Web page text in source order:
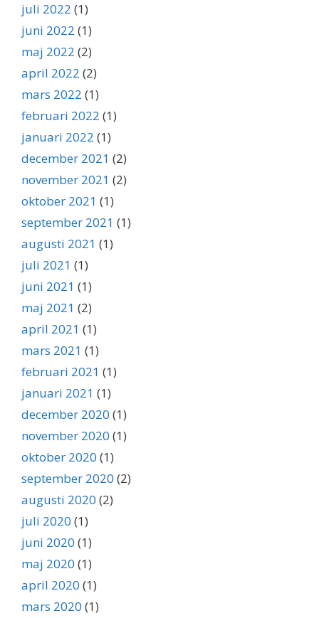
juli 2022 (1)
juni 2022 (1)
maj 2022 (2)
april 2022 (2)
mars 2022 (1)
februari 2022 (1)
januari 2022 (1)
december 2021 (2)
november 2021 (2)
oktober 2021 (1)
september 2021 (1)
augusti 2021 (1)
juli 2021 (1)
juni 2021 (1)
maj 2021 (2)
april 2021 (1)
mars 2021 (1)
februari 2021 (1)
januari 2021 (1)
december 2020 (1)
november 2020 (1)
oktober 2020 (1)
september 2020 (2)
augusti 2020 (2)
juli 2020 (1)
juni 2020 (1)
maj 2020 (1)
april 2020 (1)
mars 2020 (1)